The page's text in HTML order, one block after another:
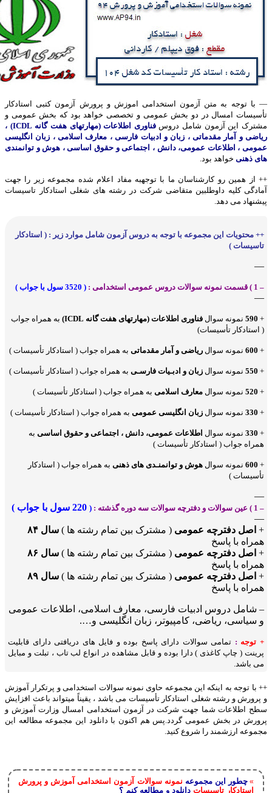
— با توجه به متن آزمون استخدامی اموزش و پرورش آزمون کتبی استادکار
تأسیسات امسال در دو بخش عمومی و تخصصی خواهد بود که بخش عمومی و
مشترک این آزمون شامل دروس
فناوری اطلاعات (مهارتهای هفت گانه ICDL) ،
ریاضی و آمار مقدماتی ، زبان و ادبیات فارسی ، معارف اسلامی ، زبان انگلیسی
عمومی ، اطلاعات عمومی، دانش ، اجتماعی و حقوق اساسی ، هوش و توانمندی
های ذهنی خواهد بود.
++ از همین رو کارشناسان ما با توجهبه مفاد اعلام شده مجموعه زیر را جهت
آمادگی کلیه داوطلبین متقاضی شرکت در رشته های شغلی استادکار تاسیسات
پیشنهاد می دهد.
++ محتویات این مجموعه با توجه به دروس آزمون شامل موارد زیر : ( استادکار
تاسیسات )
—
– 1 ) قسمت نمونه سوالات دروس عمومی استخدامی : ( 3520 سول با جواب )
—
+ نمونه سوال فناوری اطلاعات (مهارتهای هفت گانه ICDL)
به همراه جواب
( استادکار تأسیسات)
+
600 نمونه سوال ریاضی و آمار مقدماتی به همراه جواب ( استادکار تأسیسات )
+
550 نمونه سوال زبان و ادبـیات فارسـی به همراه جواب ( استادکار تأسیسات )
+
520 نمونه سوال معارف اسلامی به همراه جواب ( استادکار تأسیسات )
+
330 نمونه سوال زبان انگلیسی عمومی به همراه جواب ( استادکار تأسیسات )
+
330 نمونه سوال اطلاعات عمومی، دانش ، اجتماعی و حقوق اساسی به
همراه جواب ( استادکار تأسیسات )
+
600 نمونه سوال هوش و توانمنـدی های ذهنی به همراه جواب ( استادکار
تأسیسات )
—
– 1 ) عین سوالات و دفترچه سوالات سه دوره گذشته : (
—
+ اصل دفترچه عمومی ( مشترک بین تمام رشته ها ) سال ۸۴
همراه با پاسخ
+ اصل دفترچه عمومی ( مشترک بین تمام رشته ها ) سال ۸۶
همراه با پاسخ
+ اصل دفترچه عمومی ( مشترک بین تمام رشته ها ) سال ۸۹
همراه با پاسخ
– شامل دروس ادبیات فارسی، معارف اسلامی، اطلاعات عمومی
و سیاسی، ریاضی، کامپیوتر، زبان انگلیسی و….
+ توجه : تمامی سوالات دارای پاسخ بوده و فایل های دریافتی دارای قابلیت
پرینت ( چاپ کاغذی ) دارا بوده و قابل مشاهده در انواع لب تاب ، تبلت و مبایل
می باشد.
++ با توجه به اینکه این مجموعه حاوی نمونه سوالات استخدامی و پرتکرار آموزش
و پرورش و رشته شغلی استادکار تأسیسات می باشد ، یقیناً میتواند باعث افزایش
سطح اطلاعات شما جهت شرکت در آزمون استخدامی امسال وزارت آموزش و
پرورش در بخش عمومی گردد.پس هم اکنون با دانلود این مجموعه مطالعه این
مجموعه ارزشمند را شروع کنید.
»چطور این مجموعه نمونه سوالات آزمون استخدامی آموزش و پرورش
استادکار تاسیسات دانلود و مطالعه کنم ؟